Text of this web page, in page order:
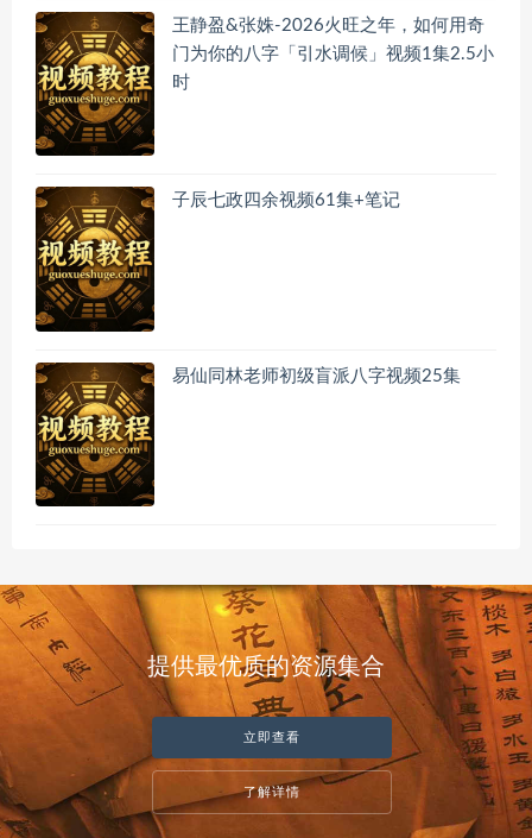
王静盈&张姝-2026火旺之年，如何用奇
门为你的八字「引水调候」视频1集2.5小
时
子辰七政四余视频61集+笔记
易仙同林老师初级盲派八字视频25集
提供最优质的资源集合
立即查看
了解详情